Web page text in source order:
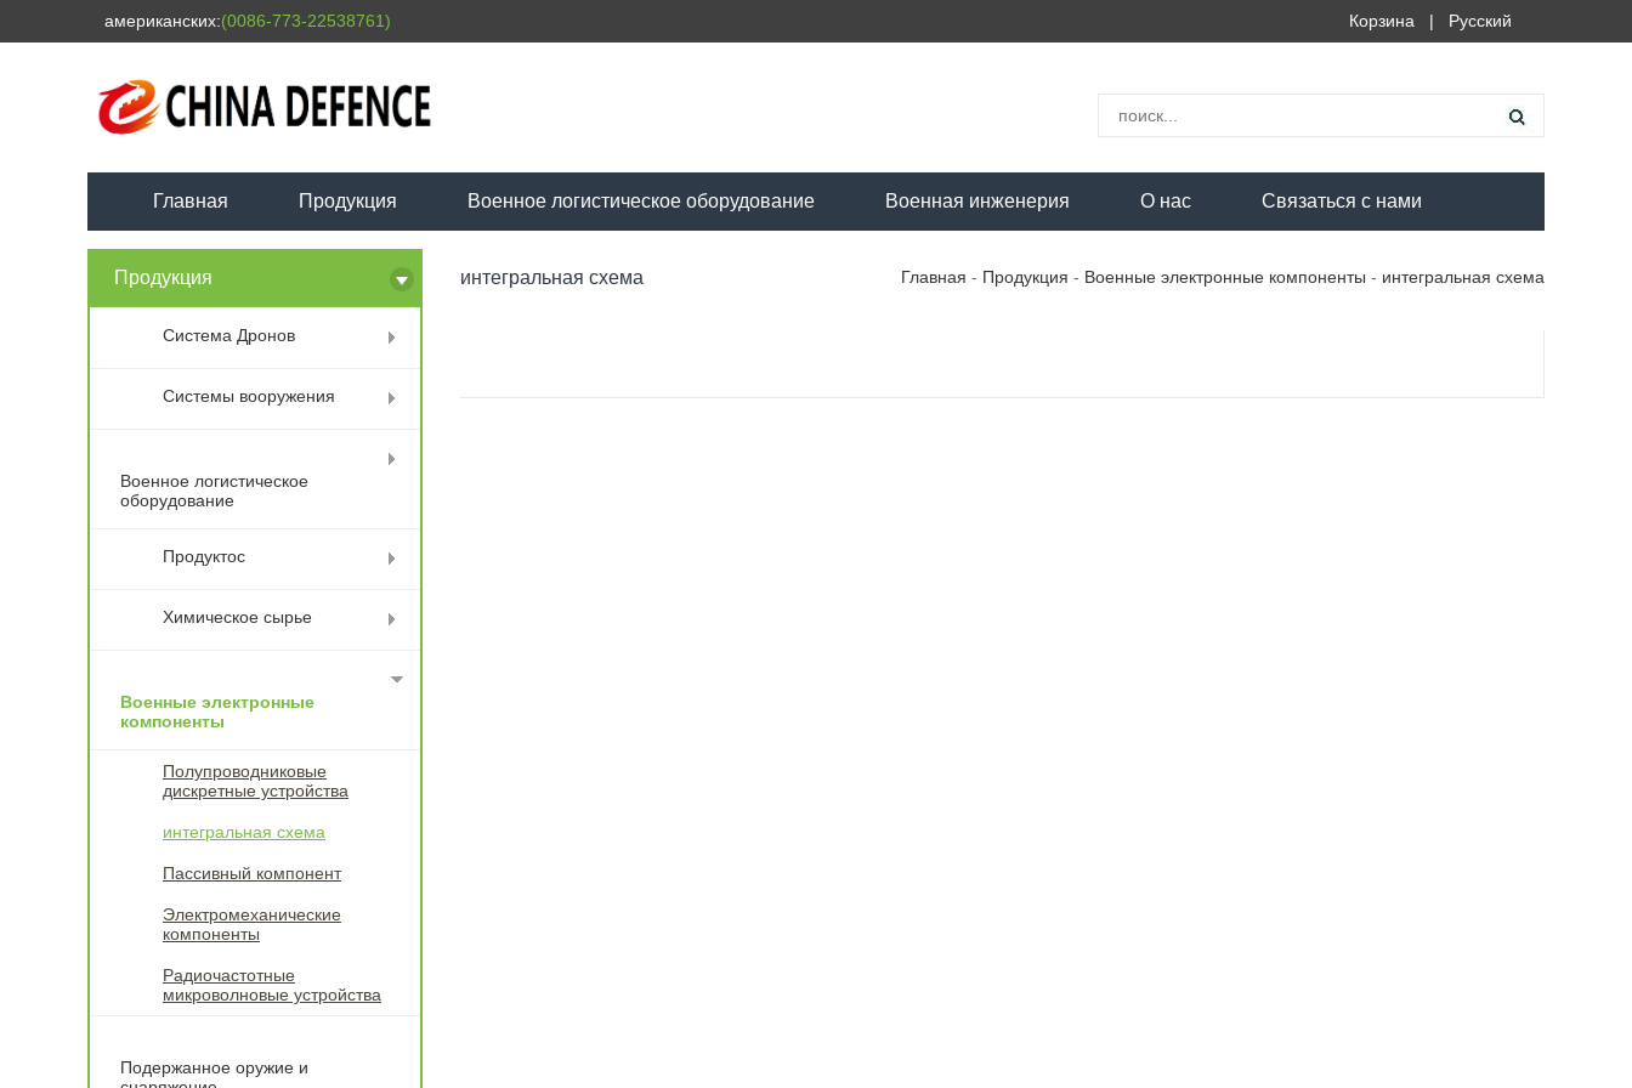
американских:(0086-773-22538761) Русский
|
Корзина
Главная Продукция Военное логистическое оборудование Военная инженерия О нас Связаться с нами
Продукция
Система Дронов
Системы вооружения
Военное логистическое
оборудование
Продуктос
Химическое сырье
Военные электронные
компоненты
Полупроводниковые
дискретные устройства
интегральная схема
Пассивный компонент
Электромеханические
компоненты
Радиочастотные
микроволновые устройства
Подержанное оружие и
интегральная схема Главная - Продукция - Военные электронные компоненты - интегральная схема